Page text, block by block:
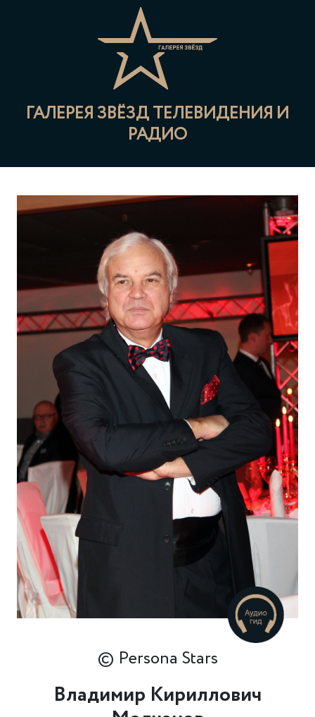
ГАЛЕРЕЯ ЗВЁЗД ТЕЛЕВИДЕНИЯ И
РАДИО
© Persona Stars
Владимир Кириллович